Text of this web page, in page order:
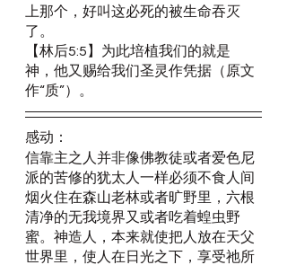
上那个，好叫这必死的被生命吞灭
了。
【林后5:5】为此培植我们的就是
神，他又赐给我们圣灵作凭据（原文
作“质”）。
感动：
信靠主之人并非像佛教徒或者爱色尼
派的苦修的犹太人一样必须不食人间
烟火住在森山老林或者旷野里，六根
清净的无我境界又或者吃着蝗虫野
蜜。神造人，本来就使把人放在天父
世界里，使人在日光之下，享受祂所